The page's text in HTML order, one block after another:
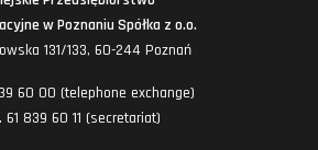
w Poznaniu Spółka z o.o.
131/133, 60-244 Poznań
60 00 (telephone exchange)
61 839 60 11 (secretariat)